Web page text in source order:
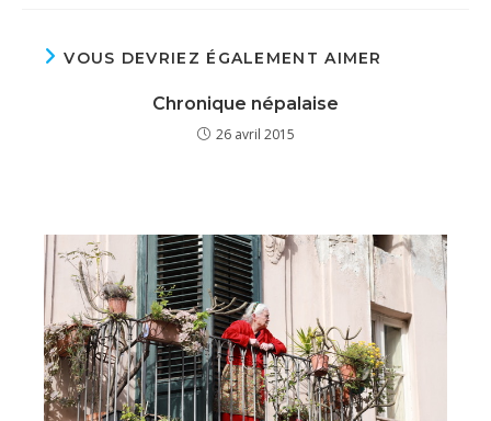
VOUS DEVRIEZ ÉGALEMENT AIMER
Chronique népalaise
26 avril 2015